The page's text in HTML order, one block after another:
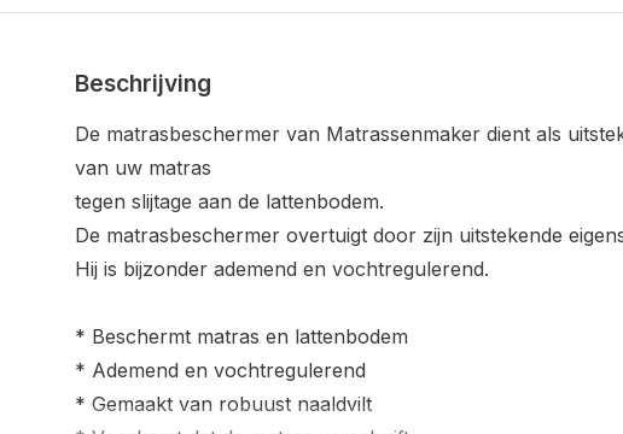
Beschrijving
De matrasbeschermer van Matrassenmaker dient als
van uw matras
tegen slijtage aan de lattenbodem.
De matrasbeschermer overtuigt door zijn uitstekende
Hij is bijzonder ademend en vochtregulerend.
* Beschermt matras en lattenbodem
* Ademend en vochtregulerend
* Gemaakt van robuust naaldvilt